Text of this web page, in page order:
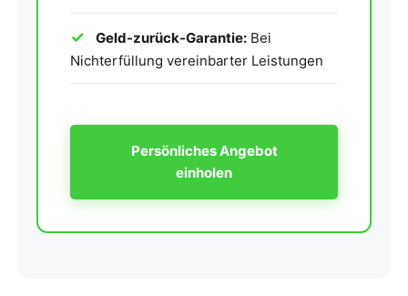
Geld-zurück-Garantie: Bei
Nichterfüllung vereinbarter Leistungen
Persönliches Angebot
einholen